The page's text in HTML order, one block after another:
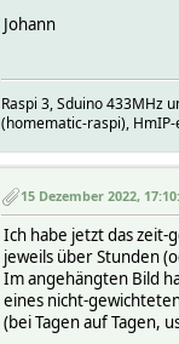
Johann
Raspi 3, Sduino 433MHz
(homematic-raspi), HmIP-
15 Dezember 2022,
Ich habe jetzt das
jeweils über Stunden
Im angehängten Bild
eines nicht-
(bei Tagen auf Tagen,